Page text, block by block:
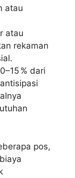
atau
atau
rekaman
% dari
pos,